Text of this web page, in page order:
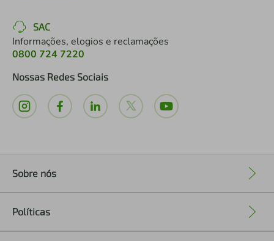
SAC
Informações, elogios e reclamações
0800 724 7220
Nossas Redes Sociais
Sobre nós
Políticas